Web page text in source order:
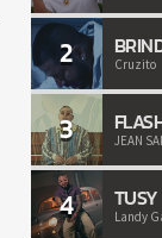
2 Cruzito
3 JEAN
4 TUSY
Landy